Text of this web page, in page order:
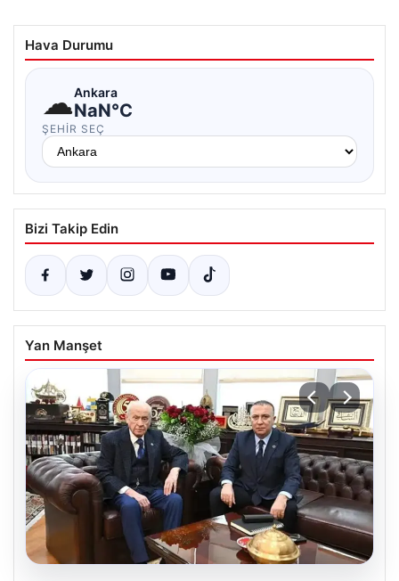
Hava Durumu
☁Ankara
NaN°C
ŞEHIR SEÇ
Bizi Takip Edin
Yan Manşet